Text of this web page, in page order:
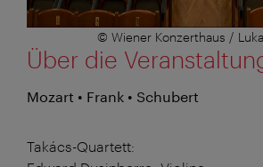
© Wiener Konzerthaus /
Über die
Mozart • Frank • Schubert
Takács-Quartett: